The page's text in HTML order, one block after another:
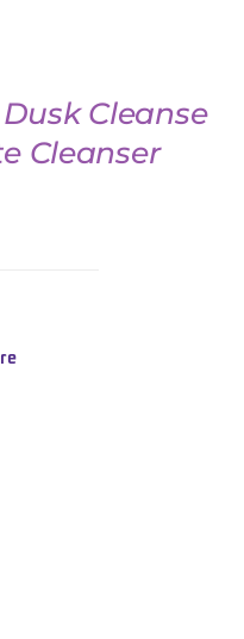
Cleanse
Cleanser